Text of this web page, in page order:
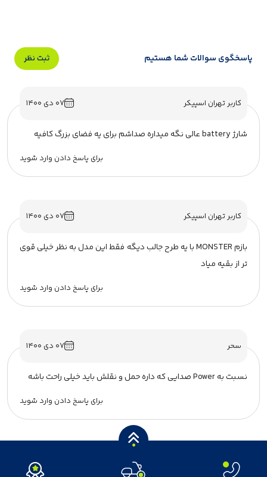
پاسخگوی سوالات شما هستیم ثبت نظر
کاربر تهران اسپیکر ۰۷ دی ۱۴۰۰
شارژ battery عالی نگه میداره صداشم برای یه فضای بزرگ کافیه
برای پاسخ دادن وارد شوید
کاربر تهران اسپیکر ۰۷ دی ۱۴۰۰
بازم MONSTER با یه طرح جالب دیگه فقط این مدل به نظر خیلی قوی
تر از بقیه میاد
برای پاسخ دادن وارد شوید
سحر ۰۷ دی ۱۴۰۰
نسبت به Power صدایی که داره حمل و نقلش باید خیلی راحت باشه
برای پاسخ دادن وارد شوید